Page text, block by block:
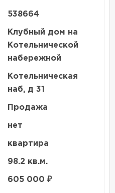
538664
Клубный дом на
Котельнической
набережной
Котельническая
наб, д 31
Продажа
нет
квартира
98.2 кв.м.
605 000 ₽